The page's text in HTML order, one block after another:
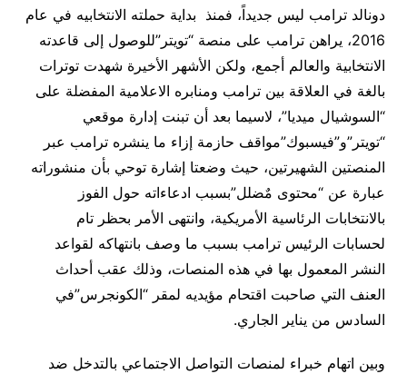
دونالد ترامب ليس جديداً، فمنذ بداية حملته الانتخابيه في عام
2016، يراهن ترامب على منصة “تويتر”للوصول إلى قاعدته
الانتخابية والعالم أجمع، ولكن الأشهر الأخيرة شهدت توترات
بالغة في العلاقة بين ترامب ومنابره الاعلامية المفضلة على
“السوشيال ميديا”، لاسيما بعد أن تبنت إدارة موقعي
“تويتر”و”فيسبوك”مواقف حازمة إزاء ما ينشره ترامب عبر
المنصتين الشهيرتين، حيث وضعتا إشارة توحي بأن منشوراته
عبارة عن “محتوى مٌضلل”بسبب ادعاءاته حول الفوز
بالانتخابات الرئاسية الأمريكية، وانتهى الأمر بحظر تام
لحسابات الرئيس ترامب بسبب ما وصف بانتهاكه لقواعد
النشر المعمول بها في هذه المنصات، وذلك عقب أحداث
العنف التي صاحبت اقتحام مؤيديه لمقر “الكونجرس”في
السادس من يناير الجاري.
وبين اتهام خبراء لمنصات التواصل الاجتماعي بالتدخل ضد